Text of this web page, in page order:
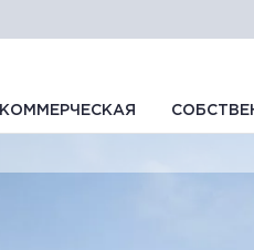
КОММЕРЧЕСКАЯ